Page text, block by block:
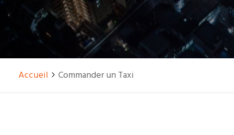
Accueil Commander un Taxi